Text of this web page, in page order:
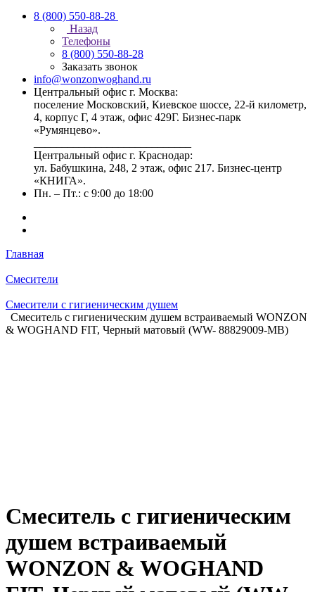
8 (800) 550-88-28
Назад
Телефоны
8 (800) 550-88-28
Заказать звонок
info@wonzonwoghand.ru
Центральный офис г. Москва:
поселение Московский, Киевское шоссе, 22-й километр,
4, корпус Г, 4 этаж, офис 429Г. Бизнес-парк
«Румянцево».
Центральный офис г. Краснодар:
ул. Бабушкина, 248, 2 этаж, офис 217. Бизнес-центр
«КНИГА».
Пн. – Пт.: с 9:00 до 18:00
Главная
Смесители
Смесители с гигиеническим душем
Смеситель с гигиеническим душем встраиваемый WONZON
& WOGHAND FIT, Черный матовый (WW- 88829009-MB)
Смеситель с гигиеническим
душем встраиваемый
WONZON & WOGHAND